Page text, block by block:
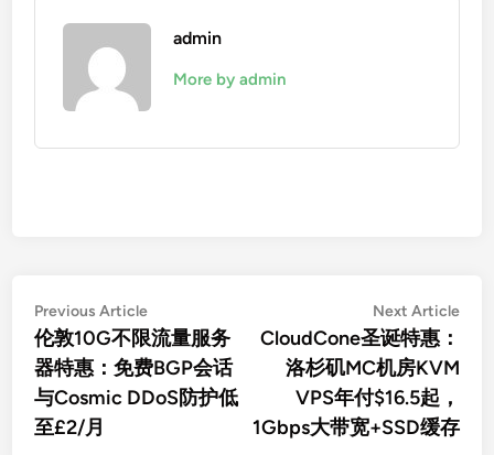
admin
More by admin
文
章
导
航
Previous ArticlePrevious
article:
伦敦10G不限流量服务
器特惠：免费BGP会话
与Cosmic DDoS防护低
至£2/月
Next Article
CloudCone圣诞特惠：
洛杉矶MC机房KVM
VPS年付$16.5起，
1Gbps大带宽+SSD缓存